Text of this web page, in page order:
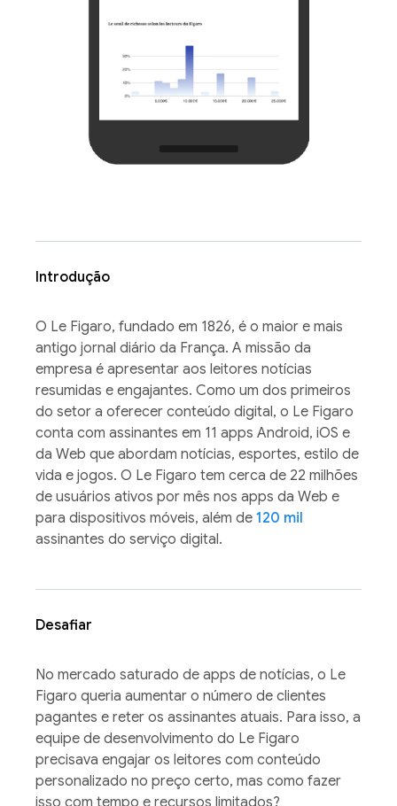
Introdução
O Le Figaro, fundado em 1826, é o maior e mais
antigo jornal diário da França. A missão da
empresa é apresentar aos leitores notícias
resumidas e engajantes. Como um dos primeiros
do setor a oferecer conteúdo digital, o Le Figaro
conta com assinantes em 11 apps Android, iOS e
da Web que abordam notícias, esportes, estilo de
vida e jogos. O Le Figaro tem cerca de 22 milhões
de usuários ativos por mês nos apps da Web e
para dispositivos móveis, além de 120 mil
assinantes do serviço digital.
Desafiar
No mercado saturado de apps de notícias, o Le
Figaro queria aumentar o número de clientes
pagantes e reter os assinantes atuais. Para isso, a
equipe de desenvolvimento do Le Figaro
precisava engajar os leitores com conteúdo
personalizado no preço certo, mas como fazer
isso com tempo e recursos limitados?